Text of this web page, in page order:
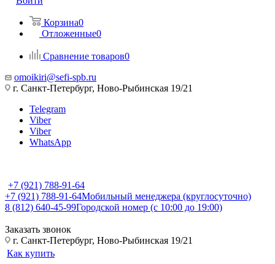
Корзина0
Отложенные0
Сравнение товаров0
omoikiri@sefi-spb.ru
г. Санкт-Петербург, Ново-Рыбинская 19/21
Telegram
Viber
Viber
WhatsApp
+7 (921) 788-91-64
+7 (921) 788-91-64Мобильный менеджера (круглосуточно)
8 (812) 640-45-99Городской номер (с 10:00 до 19:00)
Заказать звонок
г. Санкт-Петербург, Ново-Рыбинская 19/21
Как купить